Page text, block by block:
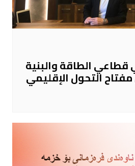
الطاقة والبنية
التحول الإقليمي